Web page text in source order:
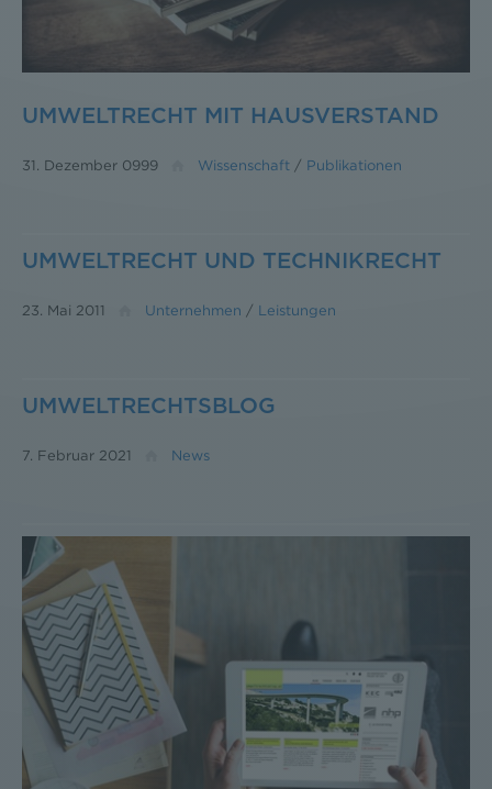
UMWELTRECHT MIT HAUSVERSTAND
31. Dezember 0999 Wissenschaft / Publikationen
UMWELTRECHT UND TECHNIKRECHT
23. Mai 2011 Unternehmen / Leistungen
UMWELTRECHTSBLOG
7. Februar 2021 News